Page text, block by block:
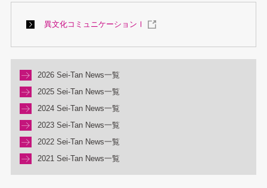
異文化コミュニケーションⅠ
2026 Sei-Tan News一覧
2025 Sei-Tan News一覧
2024 Sei-Tan News一覧
2023 Sei-Tan News一覧
2022 Sei-Tan News一覧
2021 Sei-Tan News一覧